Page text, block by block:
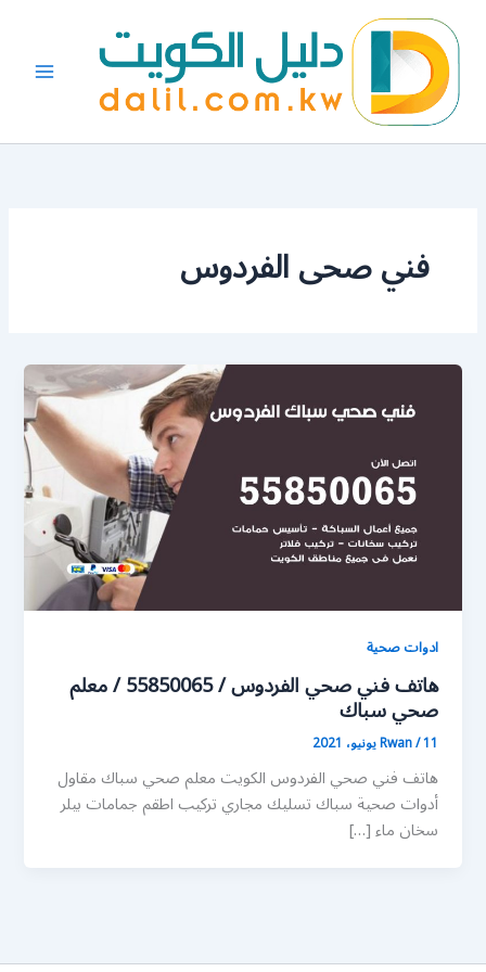
المحتوى
فني صحى الفردوس
ادوات صحية
هاتف فني صحي الفردوس / 55850065 / معلم
صحي سباك
Rwan/11 يونيو، 2021
هاتف فني صحي الفردوس الكويت معلم صحي سباك مقاول
أدوات صحية سباك تسليك مجاري تركيب اطقم جمامات بيلر
سخان ماء […]